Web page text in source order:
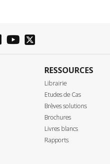
RESSOURCES
Librairie
Etudes de Cas
Brèves solutions
Brochures
Livres blancs
Rapports